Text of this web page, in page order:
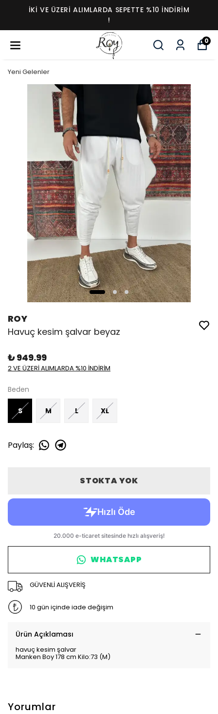
İKI VE ÜZERI ALIMLARDA SEPETTE %10 İNDIRIM
!
0
Yeni Gelenler
ROY
Havuç kesim şalvar beyaz
₺ 949.99
2 VE ÜZERİ ALIMLARDA %10 İNDİRİM
Beden
S M L XL
Paylaş:
STOKTA YOK
WHATSAPP
GÜVENLİ ALIŞVERİŞ
10 gün içinde iade değişim
Ürün Açıklaması
havuç kesim şalvar
Manken Boy 178 cm Kilo:73 (M)
Yorumlar